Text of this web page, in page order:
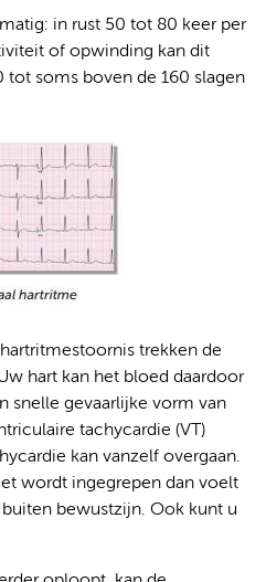
in rust 50 tot 80 keer per
of opwinding kan dit
tot soms boven de 160 slagen
trekken de
hart kan het bloed daardoor
snelle gevaarlijke vorm van
tachycardie (VT)
kan vanzelf overgaan.
wordt ingegrepen dan voelt
bewustzijn. Ook kunt u